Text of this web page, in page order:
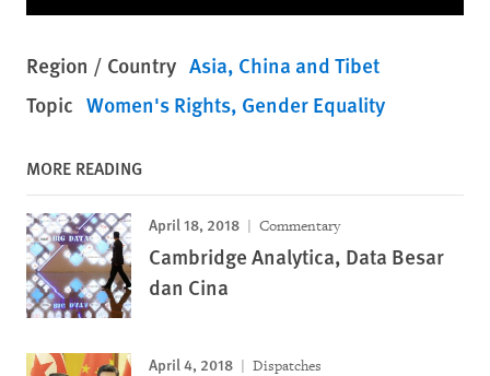
Region / Country Asia China and Tibet
Topic Women's Rights Gender Equality
MORE READING
April 18, 2018 Commentary
Cambridge Analytica, Data Besar
dan Cina
April 4, 2018 Dispatches